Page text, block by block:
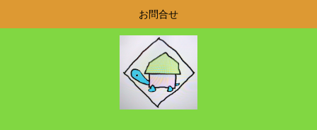
お問合せ